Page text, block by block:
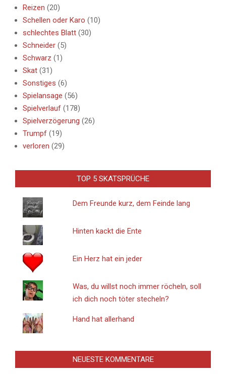
Reizen (20)
Schellen oder Karo (10)
schlechtes Blatt (30)
Schneider (5)
Schwarz (1)
Skat (31)
Sonstiges (6)
Spielansage (56)
Spielverlauf (178)
Spielverzögerung (26)
Trumpf (19)
verloren (29)
TOP 5 SKATSPRÜCHE
Dem Freunde kurz, dem Feinde lang
Hinten kackt die Ente
Ein Herz hat ein jeder
Was, du willst noch immer röcheln, soll
ich dich noch töter stecheln?
Hand hat allerhand
NEUESTE KOMMENTARE